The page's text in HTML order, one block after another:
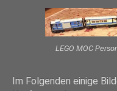
LEGO MOC
Im Folgenden einige